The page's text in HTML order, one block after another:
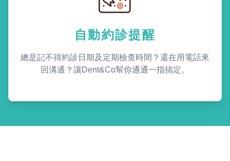
自動約診提醒
總是記不得約診日期及定期檢查時間？還在用電話來
回溝通？讓Dent&Co幫你通通一指搞定。